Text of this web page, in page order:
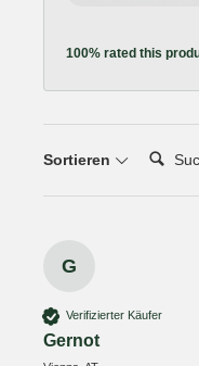
100% rated this
Sortieren
Suchen:
G
Verifizierter Käufer
Gernot